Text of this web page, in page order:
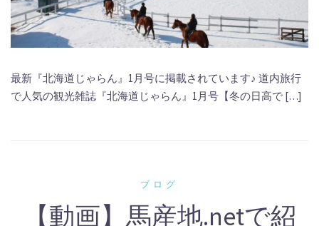
最新『北海道じゃらん』1月号に掲載されています♪ 道内旅行
で人気の観光雑誌『北海道じゃらん』1月号【冬の日高で […]
ブログ
【動画】馬産地.netで紹